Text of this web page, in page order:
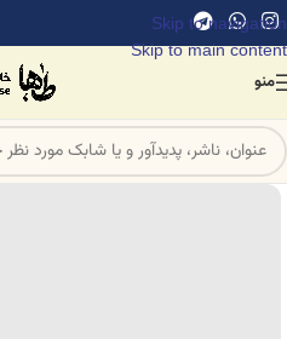
Skip to navigation
Skip to main content
منو